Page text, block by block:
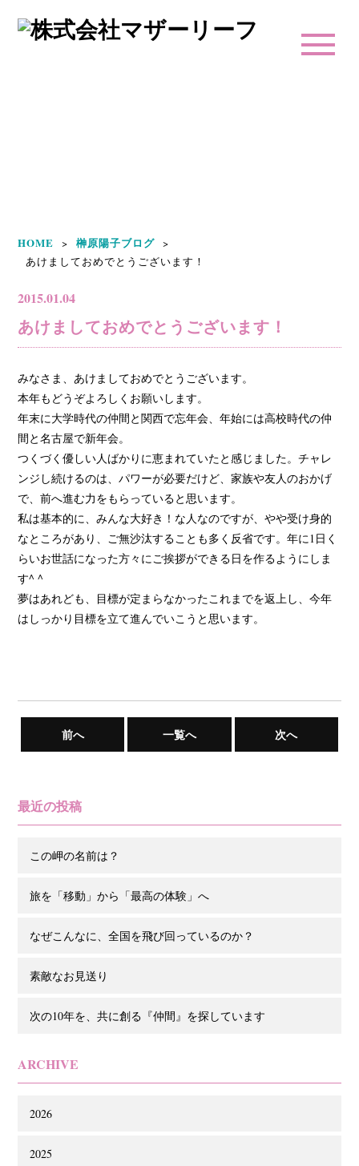
HOME > 榊原陽子ブログ >
あけましておめでとうございます！
2015.01.04
あけましておめでとうございます！
みなさま、あけましておめでとうございます。
本年もどうぞよろしくお願いします。
年末に大学時代の仲間と関西で忘年会、年始には高校時代の仲
間と名古屋で新年会。
つくづく優しい人ばかりに恵まれていたと感じました。チャレ
ンジし続けるのは、パワーが必要だけど、家族や友人のおかげ
で、前へ進む力をもらっていると思います。
私は基本的に、みんな大好き！な人なのですが、やや受け身的
なところがあり、ご無沙汰することも多く反省です。年に1日く
らいお世話になった方々にご挨拶ができる日を作るようにしま
す^ ^
夢はあれども、目標が定まらなかったこれまでを返上し、今年
はしっかり目標を立て進んでいこうと思います。
前へ 一覧へ 次へ
最近の投稿
この岬の名前は？
旅を「移動」から「最高の体験」へ
なぜこんなに、全国を飛び回っているのか？
素敵なお見送り
次の10年を、共に創る『仲間』を探しています
ARCHIVE
2026
2025